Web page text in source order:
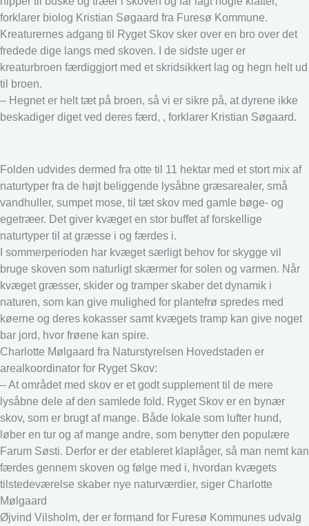
forklarer biolog Kristian Søgaard fra Furesø Kommune.
Kreaturernes adgang til Ryget Skov sker over en bro over det
fredede dige langs med skoven. I de sidste uger er
kreaturbroen færdiggjort med et skridsikkert lag og hegn helt ud
til broen.
– Hegnet er helt tæt på broen, så vi er sikre på, at dyrene ikke
beskadiger diget ved deres færd, , forklarer Kristian Søgaard.
Folden udvides dermed fra otte til 11 hektar med et stort mix af
naturtyper fra de højt beliggende lysåbne græsarealer, små
vandhuller, sumpet mose, til tæt skov med gamle bøge- og
egetræer. Det giver kvæget en stor buffet af forskellige
naturtyper til at græsse i og færdes i.
I sommerperioden har kvæget særligt behov for skygge vil
bruge skoven som naturligt skærmer for solen og varmen. Når
kvæget græsser, skider og tramper skaber det dynamik i
naturen, som kan give mulighed for plantefrø spredes med
køerne og deres kokasser samt kvægets tramp kan give noget
bar jord, hvor frøene kan spire.
Charlotte Mølgaard fra Naturstyrelsen Hovedstaden er
arealkoordinator for Ryget Skov:
– At området med skov er et godt supplement til de mere
lysåbne dele af den samlede fold. Ryget Skov er en bynær
skov, som er brugt af mange. Både lokale som lufter hund,
løber en tur og af mange andre, som benytter den populære
Farum Søsti. Derfor er der etableret klaplåger, så man nemt kan
færdes gennem skoven og følge med i, hvordan kvægets
tilstedeværelse skaber nye naturværdier, siger Charlotte
Mølgaard
Øjvind Vilsholm, der er formand for Furesø Kommunes udvalg